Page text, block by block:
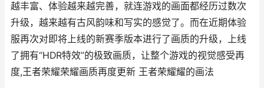
越丰富、体验越来越完善，就连游戏的画面都经历过数次
升级，越来越有古风韵味和写实的感觉了。而在近期体验
服再次对即将上线的新赛季版本进行了画质的升级，上线
了拥有“HDR特效”的极致画质，让整个游戏的视觉感受再
度,王者荣耀荣耀画质再度更新 王者荣耀耀的画法